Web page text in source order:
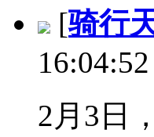
[骑行
16:04:52
2月3日